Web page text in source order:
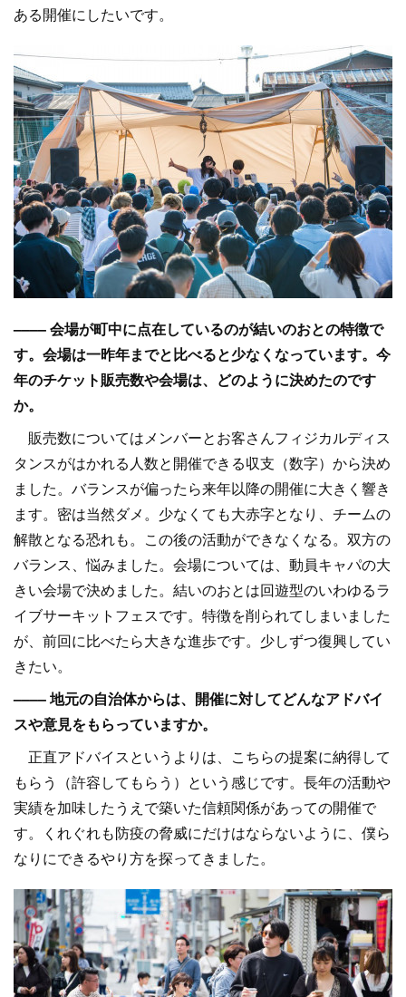
ある開催にしたいです。
–––– 会場が町中に点在しているのが結いのおとの特徴で
す。会場は一昨年までと比べると少なくなっています。今
年のチケット販売数や会場は、どのように決めたのです
か。
販売数についてはメンバーとお客さんフィジカルディス
タンスがはかれる人数と開催できる収支（数字）から決め
ました。バランスが偏ったら来年以降の開催に大きく響き
ます。密は当然ダメ。少なくても大赤字となり、チームの
解散となる恐れも。この後の活動ができなくなる。双方の
バランス、悩みました。会場については、動員キャパの大
きい会場で決めました。結いのおとは回遊型のいわゆるラ
イブサーキットフェスです。特徴を削られてしまいました
が、前回に比べたら大きな進歩です。少しずつ復興してい
きたい。
–––– 地元の自治体からは、開催に対してどんなアドバイ
スや意見をもらっていますか。
正直アドバイスというよりは、こちらの提案に納得して
もらう（許容してもらう）という感じです。長年の活動や
実績を加味したうえで築いた信頼関係があっての開催で
す。くれぐれも防疫の脅威にだけはならないように、僕ら
なりにできるやり方を探ってきました。